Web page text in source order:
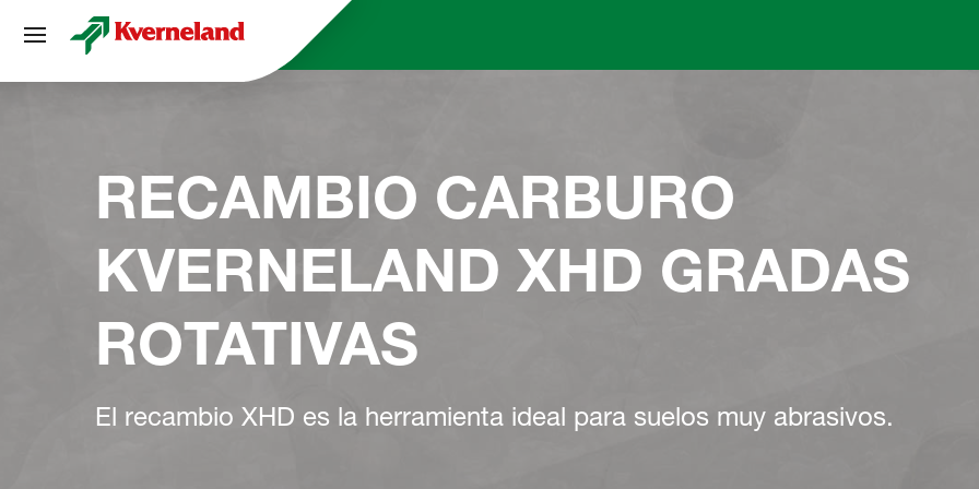
RECAMBIO CARBURO
KVERNELAND XHD GRADAS
ROTATIVAS
El recambio XHD es la herramienta ideal para suelos muy abrasivos.
Panel de gestión de cookies